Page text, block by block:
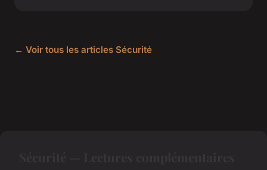
← Voir tous les articles Sécurité